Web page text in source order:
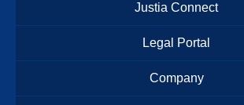
Justia Connect
Legal Portal
Company